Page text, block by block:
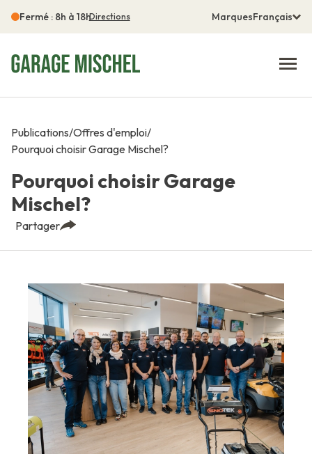
Fermé : 8h à 18hDirections MarquesFrançais
Offres d'emploi
À propos
Marques
Contact
Réclamation garantie
Autorisation d'établissement
Politique de confidentialité
Contact
Publications/Offres d'emploi/
Pourquoi choisir Garage Mischel?
Pourquoi choisir Garage
Mischel?
Partager